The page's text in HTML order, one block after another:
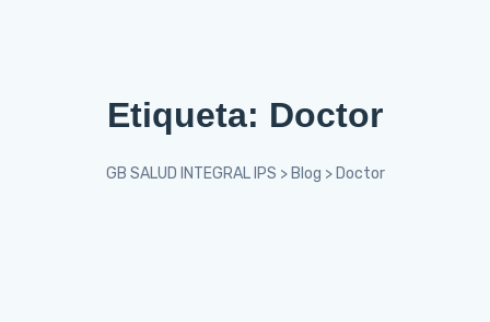
Etiqueta: Doctor
GB SALUD INTEGRAL IPS > Blog > Doctor